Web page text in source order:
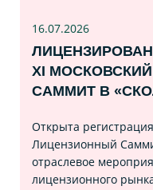
16.07.2026
XI
САММИТ В
Открыта
Лицензионный
отраслевое
лицензионного